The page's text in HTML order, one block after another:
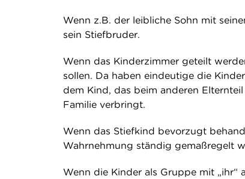
Wenn z.B. der leibliche Sohn mit
sein Stiefbruder.
Wenn das Kinderzimmer geteilt
sollen. Da haben eindeutige die
dem Kind, das beim anderen
Familie verbringt.
Wenn das Stiefkind bevorzugt
Wahrnehmung ständig gemaßregelt
Wenn die Kinder als Gruppe mit